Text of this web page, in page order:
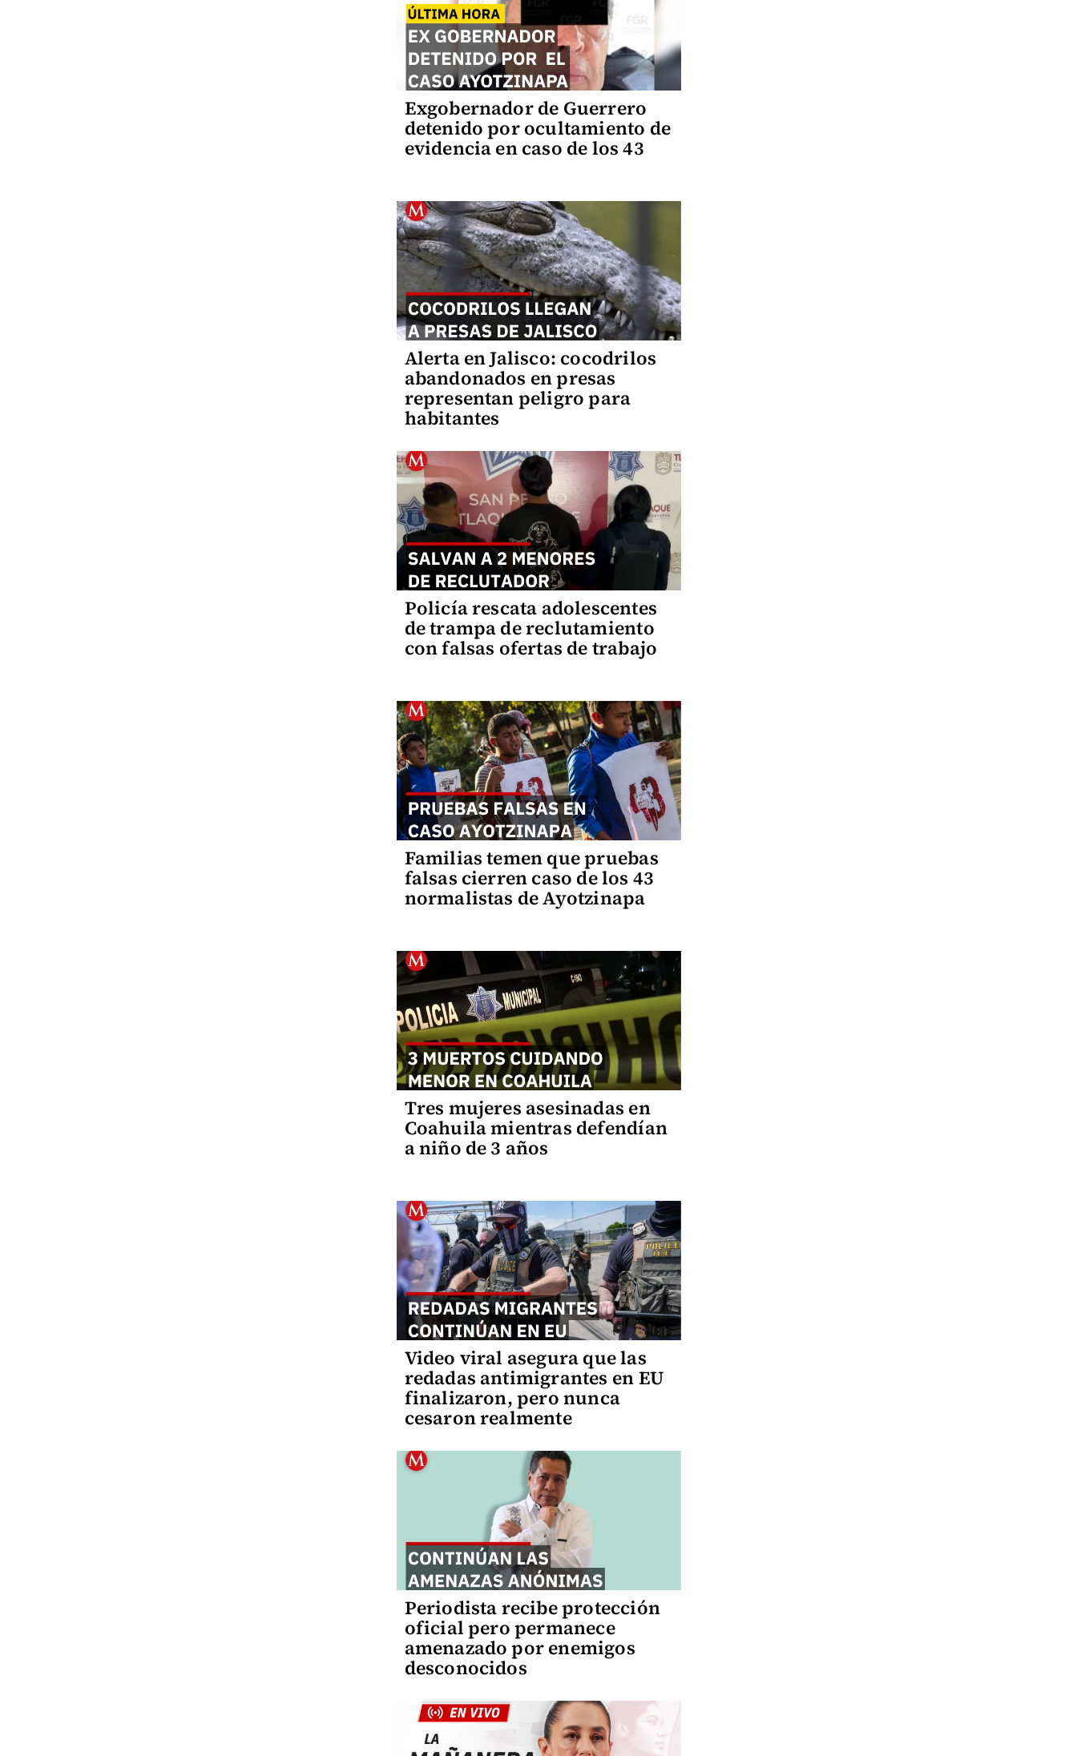
Exgobernador de Guerrero
detenido por ocultamiento de
evidencia en caso de los 43
Alerta en Jalisco: cocodrilos
abandonados en presas
representan peligro para
habitantes
Policía rescata adolescentes
de trampa de reclutamiento
con falsas ofertas de trabajo
Familias temen que pruebas
falsas cierren caso de los 43
normalistas de Ayotzinapa
Tres mujeres asesinadas en
Coahuila mientras defendían
a niño de 3 años
Video viral asegura que las
redadas antimigrantes en EU
finalizaron, pero nunca
cesaron realmente
Periodista recibe protección
oficial pero permanece
amenazado por enemigos
desconocidos